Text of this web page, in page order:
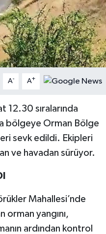
A- A+
12.30 sıralarında
bölgeye Orman Bölge
sevk edildi. Ekipleri
ve havadan sürüyor.
Mahallesi’nde
orman yangını,
ardından kontrol